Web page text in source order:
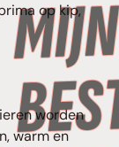
op kip,
worden
warm en